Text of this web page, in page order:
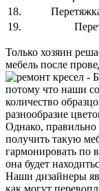
18.
19.
Только хозяин
мебель после
потому что наши
количество
разнообразие
Однако,
получить такую
гармонировать по
она будет
Наши дизайнеры
как могут